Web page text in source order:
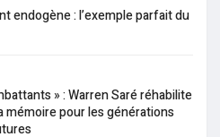
endogène : l’exemple parfait du
» : Warren Saré réhabilite
mémoire pour les générations